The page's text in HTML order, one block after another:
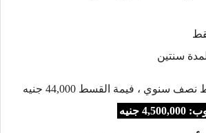
سنتين
جنيه